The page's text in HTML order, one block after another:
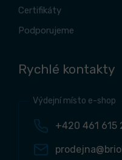
Certifikáty
Podporujeme
Rychlé kontakty
Výdejní místo e-shop
+420 461 615